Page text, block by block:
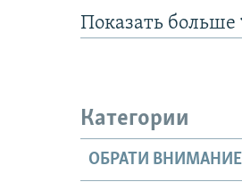
Показать больше
Категории
ОБРАТИ ВНИМАНИЕ